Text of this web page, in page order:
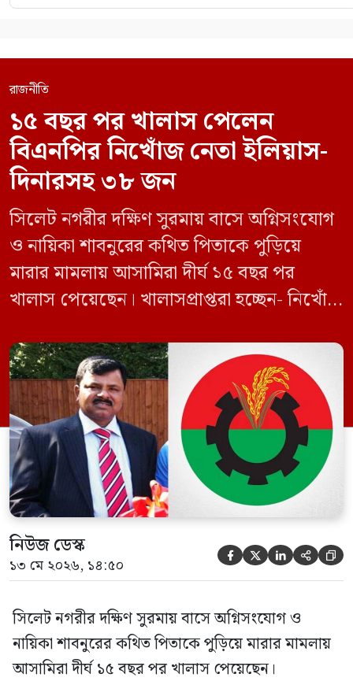
রাজনীতি
১৫ বছর পর খালাস পেলেন
বিএনপির নিখোঁজ নেতা ইলিয়াস-
দিনারসহ ৩৮ জন
সিলেট নগরীর দক্ষিণ সুরমায় বাসে অগ্নিসংযোগ
ও নায়িকা শাবনুরের কথিত পিতাকে পুড়িয়ে
মারার মামলায় আসামিরা দীর্ঘ ১৫ বছর পর
খালাস পেয়েছেন। খালাসপ্রাপ্তরা হচ্ছেন- নিখোঁজ
ইফতেখার আহমদ দিনারসহ ৩৮ জন নেতাকর্মী।
মঙ্গলবার দুপুরে মামলার দীর্ঘ শুনানি ও সাক্ষ্য-
প্রমাণ জেরা শেষে আসামিরা নির্দোষ প্রমাণিত
হওয়ায় খালাস দেন বিচারক। মানবপাচার […]
নিউজ ডেস্ক
১৩ মে ২০২৬, ১৪:৫০     
সিলেট নগরীর দক্ষিণ সুরমায় বাসে অগ্নিসংযোগ ও
নায়িকা শাবনুরের কথিত পিতাকে পুড়িয়ে মারার মামলায়
আসামিরা দীর্ঘ ১৫ বছর পর খালাস পেয়েছেন।